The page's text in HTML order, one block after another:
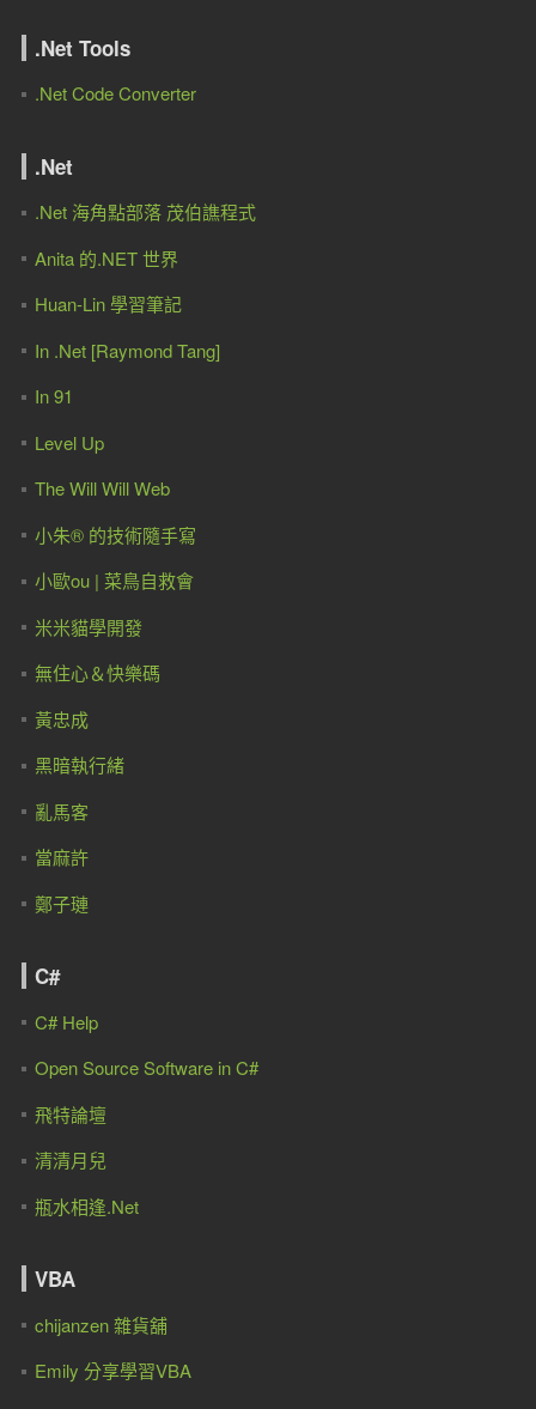
.Net Tools
.Net Code Converter
.Net
.Net 海角點部落 茂伯譙程式
Anita 的.NET 世界
Huan-Lin 學習筆記
In .Net [Raymond Tang]
In 91
Level Up
The Will Will Web
小朱® 的技術隨手寫
小歐ou | 菜鳥自救會
米米貓學開發
無住心＆快樂碼
黃忠成
黑暗執行緒
亂馬客
當麻許
鄭子璉
C#
C# Help
Open Source Software in C#
飛特論壇
清清月兒
瓶水相逢.Net
VBA
chijanzen 雜貨舖
Emily 分享學習VBA